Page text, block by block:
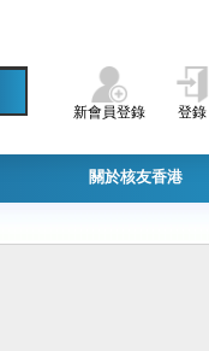
新會員登錄 登錄
關於核友香港